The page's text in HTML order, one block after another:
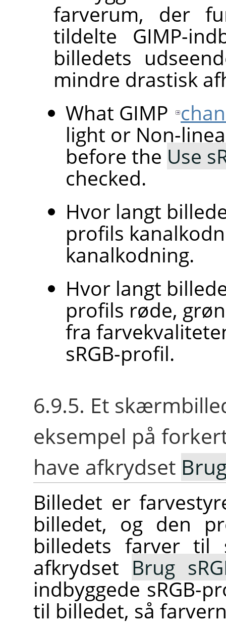
farverum, der
tildelte GIMP-
billedets
mindre drastisk
What GIMP
light or Non-
before the Use
checked.
Hvor langt
profils
kanalkodning.
Hvor langt
profils røde,
fra
sRGB-profil.
6.9.5. Et
eksempel på
have afkrydset
Billedet er
billedet, og den
billedets farver til
afkrydset Brug
indbyggede sRGB-
til billedet, så